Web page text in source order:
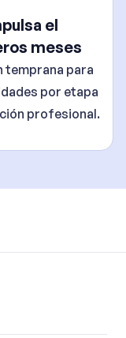
el
meses
temprana para
por etapa
profesional.